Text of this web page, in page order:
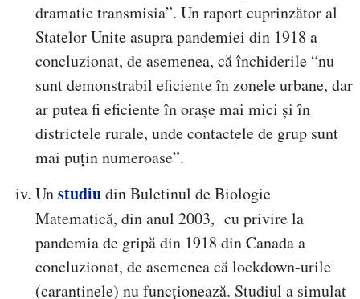
dramatic transmisia”. Un raport cuprinzător al
Statelor Unite asupra pandemiei din 1918 a
concluzionat, de asemenea, că închiderile “nu
sunt demonstrabil eficiente în zonele urbane, dar
ar putea fi eficiente în orașe mai mici și în
districtele rurale, unde contactele de grup sunt
mai puțin numeroase”.
Unstudiudin Buletinul de Biologie
Matematică, din anul 2003, cu privire la
pandemia de gripă din 1918 din Canada a
concluzionat, de asemenea că lockdown-urile
(carantinele) nu funcționează. Studiul a simulat